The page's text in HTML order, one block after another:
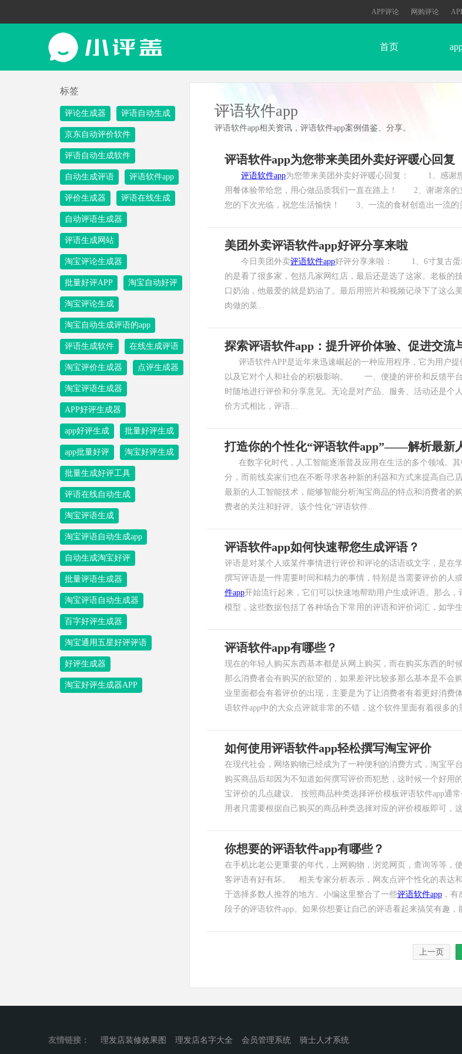
APP评论 网购评论
首页
标签
评论生成器 评语自动生成
京东自动评价软件
评语自动生成软件
自动生成评语 评语软件app
评价生成器 评语在线生成
自动评语生成器
评语生成网站
淘宝评论生成器
批量好评APP 淘宝自动好评
淘宝评论生成
淘宝自动生成评语的app
评语生成软件 在线生成评语
淘宝评价生成器 点评生成器
淘宝评语生成器
APP好评生成器
app好评生成 批量好评生成
app批量好评 淘宝好评生成
批量生成好评工具
评语在线自动生成
淘宝评语生成
淘宝评语自动生成app
自动生成淘宝好评
批量评语生成器
淘宝评语自动生成器
百字好评生成器
淘宝通用五星好评评语
好评生成器
淘宝好评生成器APP
评语软件app
评语软件app相关资讯，评语软件app案例借鉴、分享。
评语软件app为您带来美团外卖好评暖心回复
评语软件app为您带来美团外卖好评暖心回复： 1、感谢您
用餐体验带给您，用心做品质我们一直在路上！ 2、谢谢亲的
您的下次光临，祝您生活愉快！ 3、一流的食材创造出一流的
美团外卖评语软件app好评分享来啦
今日美团外卖评语软件app好评分享来啦： 1、6寸复古蛋
的是看了很多家，包括几家网红店，最后还是选了这家。老板
口奶油，他最爱的就是奶油了。最后用照片和视频记录下了这
肉做的菜...
探索评语软件app：提升评价体验、促进交流
评语软件APP是近年来迅速崛起的一种应用程序，它为用户提
以及它对个人和社会的积极影响。 一、便捷的评价和反馈
时随地进行评价和分享意见。无论是对产品、服务、活动还是个
价方式相比，评语...
打造你的个性化“评语软件app”——解析最新
在数字化时代，人工智能逐渐普及应用在生活的多个领域。
分，而前线卖家们也在不断寻求各种新的利器和方式来提高自
最新的人工智能技术，能够智能分析淘宝商品的特点和消费者的
费者的关注和好评。该个性化“评语软件...
评语软件app如何快速帮您生成评语？
评语是对某个人或某件事情进行评价和评论的话语或文字，是在
撰写评语是一件需要时间和精力的事情，特别是当需要评价的人
件app开始流行起来，它们可以快速地帮助用户生成评语。那么
模型，这些数据包括了各种场合下常用的评语和评价词汇，如学
评语软件app有哪些？
现在的年轻人购买东西基本都是从网上购买，而在购买东西的时
那么消费者会有购买的欲望的，如果差评比较多那么基本是不会
业里面都会有着评价的出现，主要是为了让消费者有着更好消费
语软件app中的大众点评就非常的不错，这个软件里面有着很多
如何使用评语软件app轻松撰写淘宝评价
在现代社会，网络购物已经成为了一种便利的消费方式，淘宝平
购买商品后却因为不知道如何撰写评价而犯愁，这时候一个好用的
宝评价的几点建议。 按照商品种类选择评价模板评语软件app通
用者只需要根据自己购买的商品种类选择对应的评价模板即可，
你想要的评语软件app有哪些？
在手机比老公更重要的年代，上网购物，浏览网页，查询等等，
客评语有好有坏。 相关专家分析表示，网友点评个性化的表达
于选择多数人推荐的地方。小编这里整合了一些评语软件app ，
段子的评语软件app。如果你想要让自己的评语看起来搞笑有趣，
上一页
友情链接： 理发店装修效果图 理发店名字大全 会员管理系统 骑士人才系统